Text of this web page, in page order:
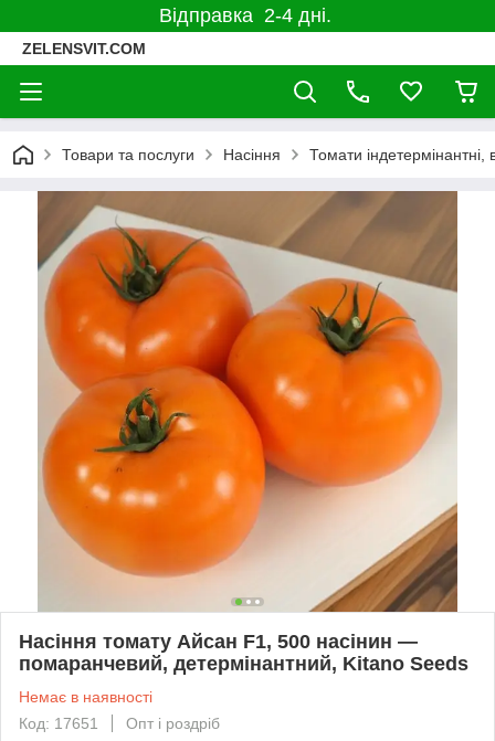
Відправка 2-4 дні.
ZELENSVIT.COM
Товари та послуги Насіння Томати індетермінантні,
Насіння томату Айсан F1, 500 насінин —
помаранчевий, детермінантний, Kitano Seeds
Немає в наявності
Код: 17651
Опт і роздріб